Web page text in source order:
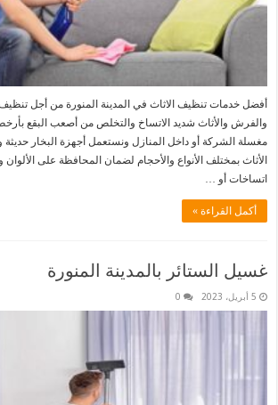
أفضل خدمات تنظيف الاثاث في المدينة المنورة من أجل تنظيف
والفرش والأثاث شديد الاتساخ والتخلص من أصعب البقع
مغسلة الشركة أو داخل المنازل ونستعمل أجهزة البخار
الأثاث بمختلف الأنواع والأحجام لضمان المحافظة على الألوان
اتساخات أو …
أكمل القراءة »
غسيل الستائر بالمدينة المنورة
5 أبريل، 2023 0